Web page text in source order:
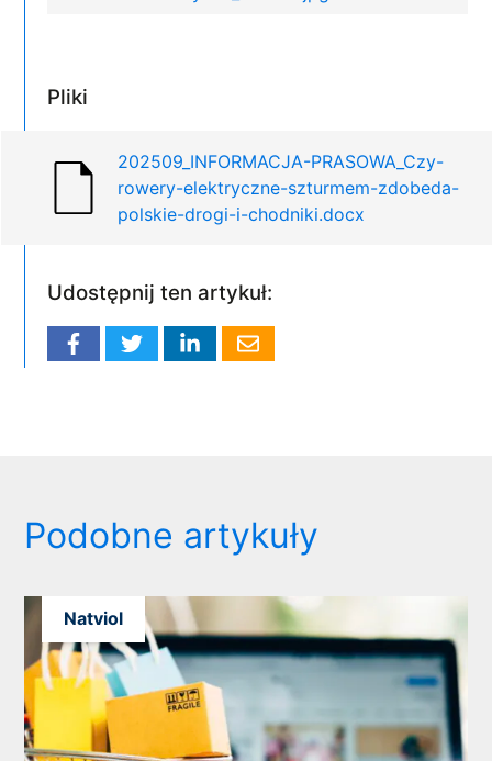
Pliki
202509_INFORMACJA-PRASOWA_Czy-
rowery-elektryczne-szturmem-zdobeda-
polskie-drogi-i-chodniki.docx
Udostępnij ten artykuł:
Podobne artykuły
Natviol